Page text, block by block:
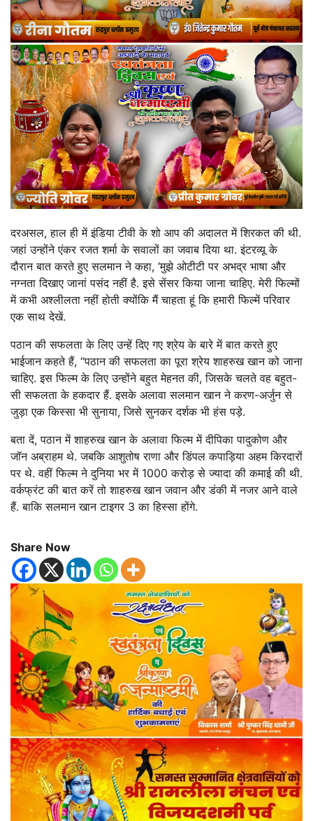
दरअसल, हाल ही में इंडिया टीवी के शो आप की अदालत में शिरकत की थी.
जहां उन्होंने एंकर रजत शर्मा के सवालों का जवाब दिया था. इंटरव्यू के
दौरान बात करते हुए सलमान ने कहा, ‘मुझे ओटीटी पर अभद्र भाषा और
नग्नता दिखाए जानां पसंद नहीं है. इसे सेंसर किया जाना चाहिए. मेरी फिल्मों
में कभी अश्लीलता नहीं होती क्योंकि मैं चाहता हूं कि हमारी फिल्में परिवार
एक साथ देखें.
पठान की सफलता के लिए उन्हें दिए गए श्रेय के बारे में बात करते हुए
भाईजान कहते हैं, “पठान की सफलता का पूरा श्रेय शाहरुख खान को जाना
चाहिए. इस फिल्म के लिए उन्होंने बहुत मेहनत की, जिसके चलते वह बहुत-
सी सफलता के हकदार हैं. इसके अलावा सलमान खान ने करण-अर्जुन से
जुड़ा एक किस्सा भी सुनाया, जिसे सुनकर दर्शक भी हंस पड़े.
बता दें, पठान में शाहरुख खान के अलावा फिल्म में दीपिका पादुकोण और
जॉन अब्राहम थे. जबकि आशुतोष राणा और डिंपल कपाड़िया अहम किरदारों
पर थे. वहीं फिल्म ने दुनिया भर में 1000 करोड़ से ज्यादा की कमाई की थी.
वर्कफ्रंट की बात करें तो शाहरुख खान जवान और डंकी में नजर आने वाले
हैं. बाकि सलमान खान टाइगर 3 का हिस्सा होंगे.
Share Now